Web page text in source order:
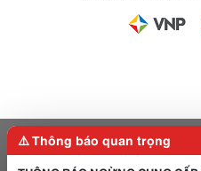
⚠️ Thông báo quan trọng